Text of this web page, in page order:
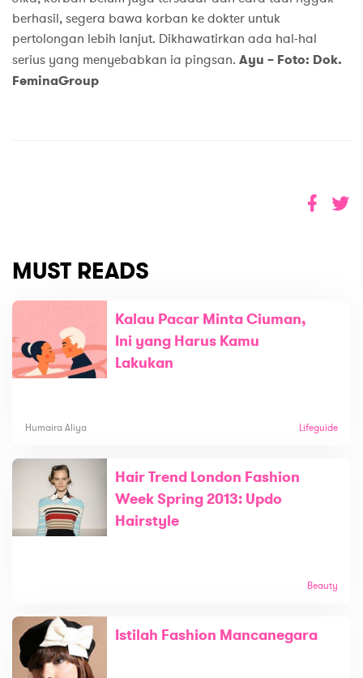
berhasil, segera bawa korban ke dokter untuk
pertolongan lebih lanjut. Dikhawatirkan ada hal-hal
serius yang menyebabkan ia pingsan. Ayu – Foto: Dok.
FeminaGroup
MUST READS
Kalau Pacar Minta Ciuman,
Ini yang Harus Kamu
Lakukan
Humaira Aliya Lifeguide
Hair Trend London Fashion
Week Spring 2013: Updo
Hairstyle
Beauty
Istilah Fashion Mancanegara